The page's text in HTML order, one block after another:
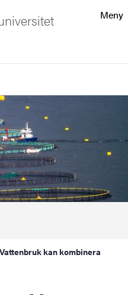
Meny
Vattenbruk kan kombinera